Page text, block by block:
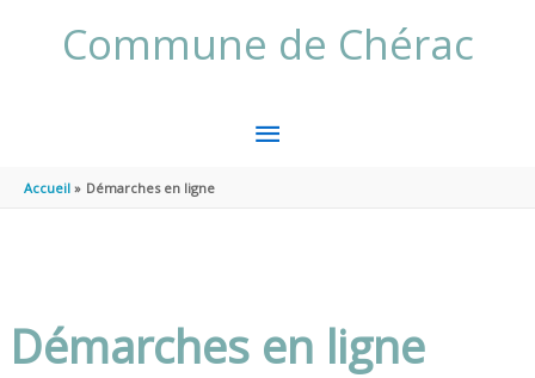
Commune de Chérac
MENU
Accueil Démarches en ligne
Démarches en ligne